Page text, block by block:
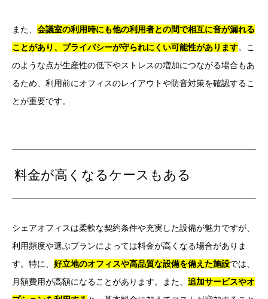
また、 会議室の利用時にも他の利用者との間で相互に音が漏れる
ことがあり、プライバシーが守られにくい可能性があります。こ
のような点が生産性の低下やストレスの増加につながる場合もあ
るため、利用前にオフィスのレイアウトや防音対策を確認するこ
とが重要です。
料金が高くなるケースもある
シェアオフィスは柔軟な契約条件や充実した設備が魅力ですが、
利用頻度や選ぶプランによっては料金が高くなる場合がありま
す。特に、 好立地のオフィスや高品質な設備を備えた施設では、
月額費用が高額になることがあります。また、 追加サービスやオ